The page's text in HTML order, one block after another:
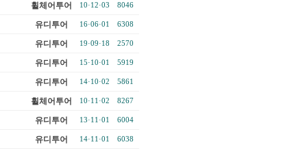
휠체어투어 10·12·03 8046
유디투어 16·06·01 6308
유디투어 19·09·18 2570
유디투어 15·10·01 5919
유디투어 14·10·02 5861
휠체어투어 10·11·02 8267
유디투어 13·11·01 6004
유디투어 14·11·01 6038